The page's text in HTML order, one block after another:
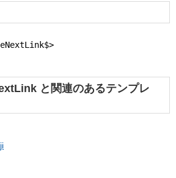
と関連のあるテンプレ